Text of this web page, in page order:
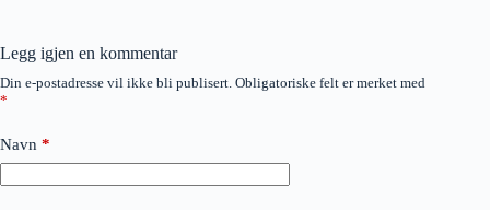
Legg igjen en kommentar
Din e-postadresse vil ikke bli publisert. Obligatoriske felt er merket med
*
Navn *